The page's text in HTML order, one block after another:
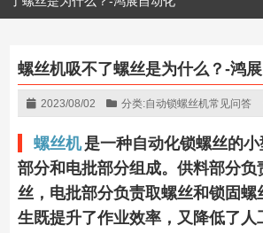
螺丝机吸不了螺丝是为什么？-鸿
2023/08/02 分类:自动锁螺丝机常见问答
螺丝机 是一种自动化锁螺丝的
部分和电批部分组成。供料部分负
丝，电批部分负责取螺丝和锁固螺
生既提升了作业效率，又降低了人